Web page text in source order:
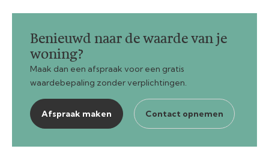
Benieuwd naar de waarde van je
woning?
Maak dan een afspraak voor een gratis
waardebepaling zonder verplichtingen.
Afspraak maken Contact opnemen